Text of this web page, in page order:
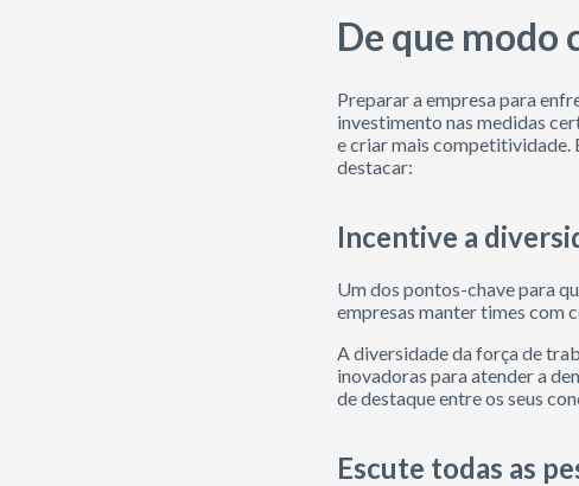
De que modo
Preparar a empresa para
investimento nas medidas
e criar mais competitividade.
destacar:
Incentive a
Um dos pontos-chave para
empresas manter times com
A diversidade da força de
inovadoras para atender a
de destaque entre os seus
Escute todas as